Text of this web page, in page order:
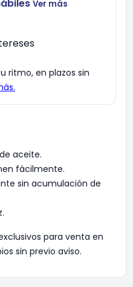
Ver más
aceite.
fácilmente.
sin acumulación de
para venta en
sin previo aviso.